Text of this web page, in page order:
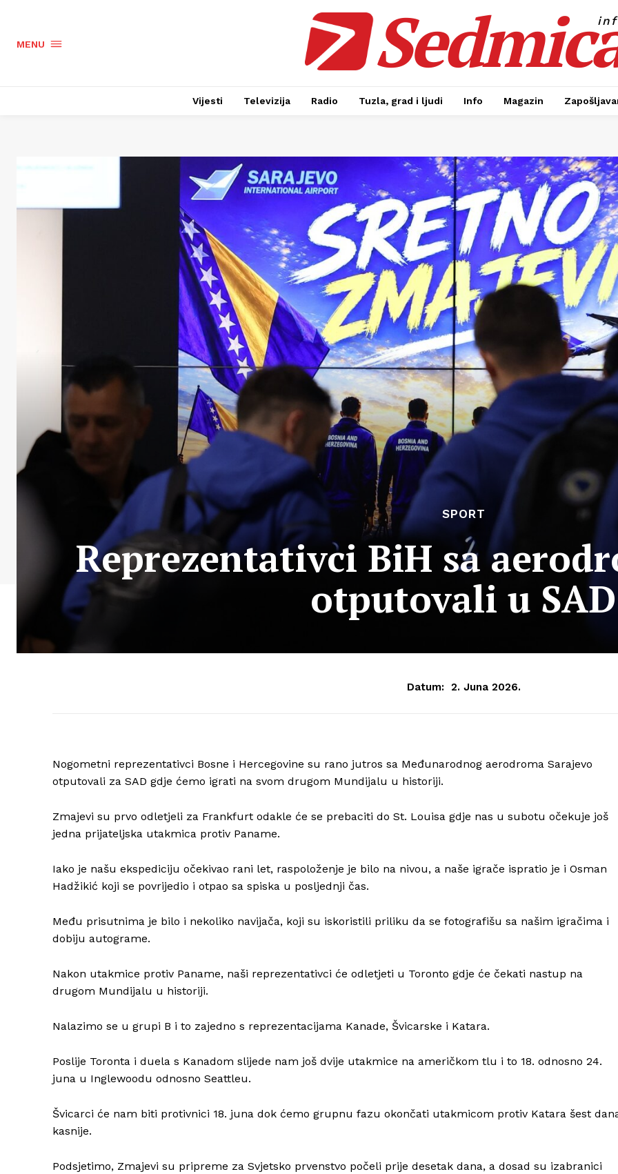
MENU
Vijesti Televizija Radio Tuzla, grad i ljudi Info Magazin
SPORT
Reprezentativci BiH sa
otputovali u SAD
Datum: 2. Juna 2026.
Nogometni reprezentativci Bosne i Hercegovine su rano jutros sa Međunarodnog aerodroma Sarajevo
otputovali za SAD gdje ćemo igrati na svom drugom Mundijalu u historiji.
Zmajevi su prvo odletjeli za Frankfurt odakle će se prebaciti do St. Louisa gdje nas u subotu očekuje još
jedna prijateljska utakmica protiv Paname.
Iako je našu ekspediciju očekivao rani let, raspoloženje je bilo na nivou, a naše igrače ispratio je i Osman
Hadžikić koji se povrijedio i otpao sa spiska u posljednji čas.
Među prisutnima je bilo i nekoliko navijača, koji su iskoristili priliku da se fotografišu sa našim igračima i
dobiju autograme.
Nakon utakmice protiv Paname, naši reprezentativci će odletjeti u Toronto gdje će čekati nastup na
drugom Mundijalu u historiji.
Nalazimo se u grupi B i to zajedno s reprezentacijama Kanade, Švicarske i Katara.
Poslije Toronta i duela s Kanadom slijede nam još dvije utakmice na američkom tlu i to 18. odnosno 24.
juna u Inglewoodu odnosno Seattleu.
Švicarci će nam biti protivnici 18. juna dok ćemo grupnu fazu okončati utakmicom protiv Katara šest
kasnije.
Podsjetimo, Zmajevi su pripreme za Svjetsko prvenstvo počeli prije desetak dana, a dosad su izabranici